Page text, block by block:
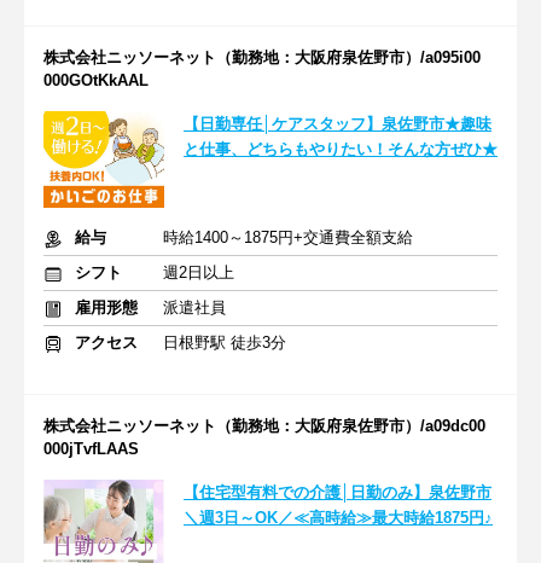
株式会社ニッソーネット（勤務地：大阪府泉佐野市）/a095i00
000GOtKkAAL
【日勤専任│ケアスタッフ】泉佐野市★趣味
と仕事、どちらもやりたい！そんな方ぜひ★
給与
時給1400～1875円+交通費全額支給
シフト
週2日以上
雇用形態
派遣社員
アクセス
日根野駅 徒歩3分
株式会社ニッソーネット（勤務地：大阪府泉佐野市）/a09dc00
000jTvfLAAS
【住宅型有料での介護│日勤のみ】泉佐野市
＼週3日～OK／≪高時給≫最大時給1875円♪